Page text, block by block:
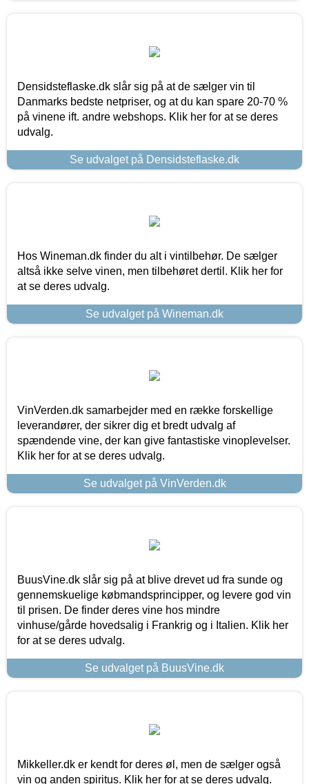
Densidsteflaske.dk slår sig på at de sælger vin til
Danmarks bedste netpriser, og at du kan spare 20-70 %
på vinene ift. andre webshops. Klik her for at se deres
udvalg.
Se udvalget på Densidsteflaske.dk
Hos Wineman.dk finder du alt i vintilbehør. De sælger
altså ikke selve vinen, men tilbehøret dertil. Klik her for
at se deres udvalg.
Se udvalget på Wineman.dk
VinVerden.dk samarbejder med en række forskellige
leverandører, der sikrer dig et bredt udvalg af
spændende vine, der kan give fantastiske vinoplevelser.
Klik her for at se deres udvalg.
Se udvalget på VinVerden.dk
BuusVine.dk slår sig på at blive drevet ud fra sunde og
gennemskuelige købmandsprincipper, og levere god vin
til prisen. De finder deres vine hos mindre
vinhuse/gårde hovedsalig i Frankrig og i Italien. Klik her
for at se deres udvalg.
Se udvalget på BuusVine.dk
Mikkeller.dk er kendt for deres øl, men de sælger også
vin og anden spiritus. Klik her for at se deres udvalg.